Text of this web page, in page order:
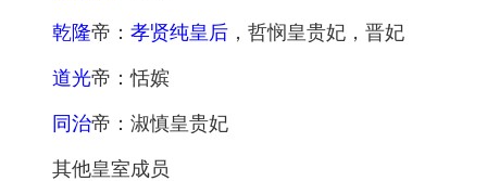
乾隆帝： 孝贤纯皇后 ，哲悯皇贵妃，晋妃
道光帝：恬嫔
同治帝：淑慎皇贵妃
其他皇室成员